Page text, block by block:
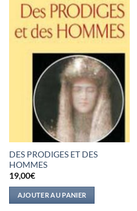
DES PRODIGES ET DES
HOMMES
19,00€
AJOUTER AU PANIER